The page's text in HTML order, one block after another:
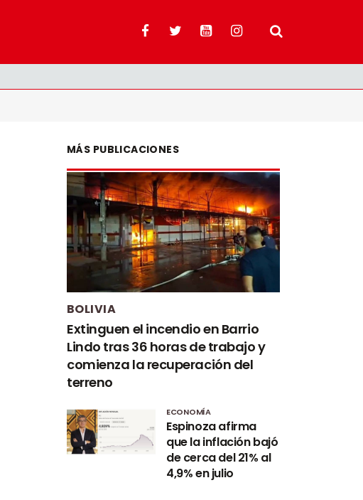
MÁS PUBLICACIONES
BOLIVIA
Extinguen el incendio en Barrio
Lindo tras 36 horas de trabajo y
comienza la recuperación del
terreno
ECONOMÍA
Espinoza afirma
que la inflación bajó
de cerca del 21% al
4,9% en julio